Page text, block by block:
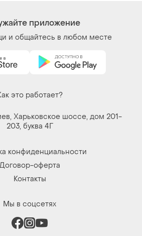
приложение
и общайтесь в любом месте
это работает?
Харьковское шоссе, дом 201-
203, буква 4Г
конфиденциальности
оферта
Контакты
Мы в соцсетях